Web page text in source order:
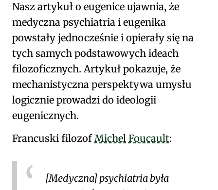
Nasz artykuł o eugenice ujawnia, że
medyczna psychiatria i eugenika
powstały jednocześnie i opierały się na
tych samych podstawowych ideach
filozoficznych. Artykuł pokazuje, że
mechanistyczna perspektywa umysłu
logicznie prowadzi do ideologii
eugenicznych.
Francuski filozofMichel Foucault:
[Medyczna] psychiatria była